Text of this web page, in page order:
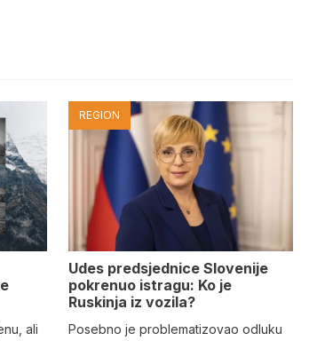
ali
REGION
Udes predsjednice Slovenije
pokrenuo istragu: Ko je
Ruskinja iz vozila?
Posebno je problematizovao odluku